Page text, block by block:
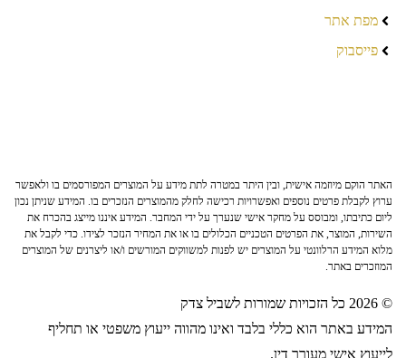
מפת אתר
פייסבוק
האתר הוקם מיוזמה אישית, ובין היתר במטרה לתת מידע על המוצרים המפורסמים בו ולאפשר
ערוץ לקבלת פרטים נוספים ואפשרויות רכישה לחלק מהמוצרים הנזכרים בו. המידע שניתן נכון
ליום כתיבתו, ומבוסס על מחקר אישי שנערך על ידי המחבר. המידע איננו מייצג בהכרח את
השירות, המוצר, את הפרטים הטכניים הכלולים בו או את המחיר הנזכר לצידו. כדי לקבל את
מלוא המידע הרלוונטי על המוצרים יש לפנות למשווקים המורשים ו/או ליצרנים של המוצרים
המוזכרים באתר.
© 2026 כל הזכויות שמורות לשביל צדק
המידע באתר הוא כללי בלבד ואינו מהווה ייעוץ משפטי או תחליף
לייעוץ אישי מעורך דין.